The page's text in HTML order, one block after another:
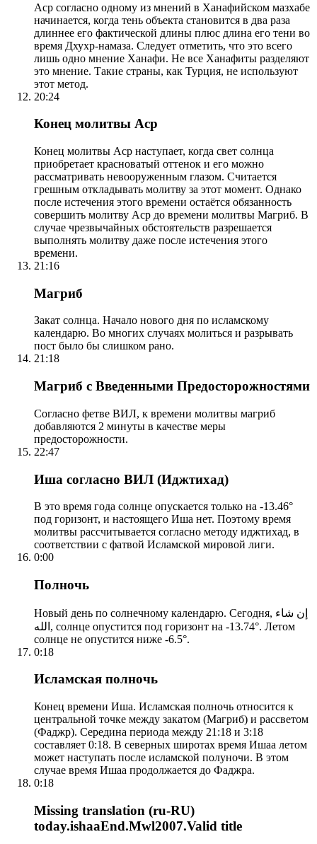
Аср согласно одному из мнений в Ханафийском мазхабе
начинается, когда тень объекта становится в два раза
длиннее его фактической длины плюс длина его тени во
время Дхухр-намаза. Следует отметить, что это всего
лишь одно мнение Ханафи. Не все Ханафиты разделяют
это мнение. Такие страны, как Турция, не используют
этот метод.
20:24
Конец молитвы Аср
Конец молитвы Аср наступает, когда свет солнца
приобретает красноватый оттенок и его можно
рассматривать невооруженным глазом. Считается
грешным откладывать молитву за этот момент. Однако
после истечения этого времени остаётся обязанность
совершить молитву Аср до времени молитвы Магриб. В
случае чрезвычайных обстоятельств разрешается
выполнять молитву даже после истечения этого
времени.
21:16
Магриб
Закат солнца. Начало нового дня по исламскому
календарю. Во многих случаях молиться и разрывать
пост было бы слишком рано.
21:18
Магриб с Введенными Предосторожностями
Согласно фетве ВИЛ, к времени молитвы магриб
добавляются 2 минуты в качестве меры
предосторожности.
22:47
Иша согласно ВИЛ (Иджтихад)
В это время года солнце опускается только на -13.46°
под горизонт, и настоящего Иша нет. Поэтому время
молитвы рассчитывается согласно методу иджтихад, в
соответствии с фатвой Исламской мировой лиги.
0:00
Полночь
Новый день по солнечному календарю. Сегодня, إن شاء
الله, солнце опустится под горизонт на -13.74°. Летом
солнце не опустится ниже -6.5°.
0:18
Исламская полночь
Конец времени Иша. Исламская полночь относится к
центральной точке между закатом (Магриб) и рассветом
(Фаджр). Середина периода между 21:18 и 3:18
составляет 0:18. В северных широтах время Ишаа летом
может наступать после исламской полуночи. В этом
случае время Ишаа продолжается до Фаджра.
0:18
Missing translation (ru-RU)
today.ishaaEnd.Mwl2007.Valid title